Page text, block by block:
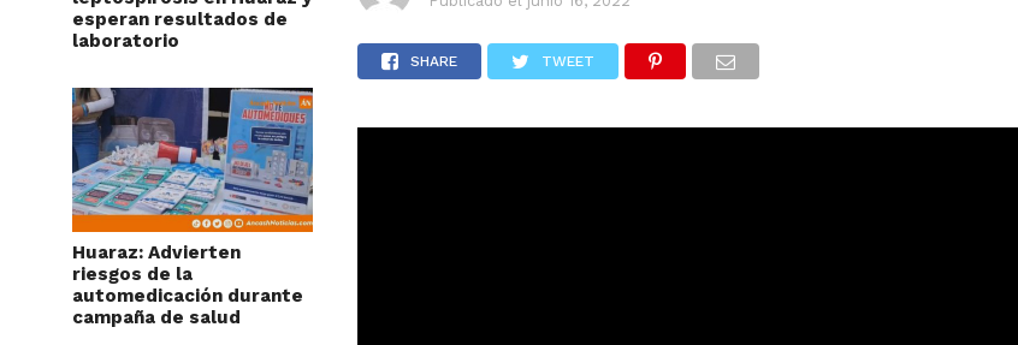
esperan resultados de
laboratorio
Huaraz: Advierten
riesgos de la
automedicación durante
campaña de salud
SHARE TWEET